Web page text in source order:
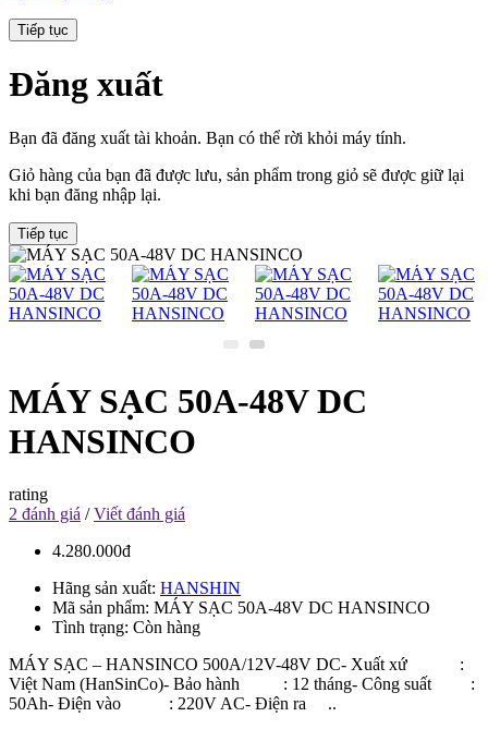
Tiếp tục
Đăng xuất
Bạn đã đăng xuất tài khoản. Bạn có thể rời khỏi máy tính.
Giỏ hàng của bạn đã được lưu, sản phẩm trong giỏ sẽ được giữ lại
khi bạn đăng nhập lại.
Tiếp tục
MÁY SẠC 50A-48V DC
HANSINCO
rating
2 đánh giá /Viết đánh giá
4.280.000đ
Hãng sản xuất: HANSHIN
Mã sản phẩm: MÁY SẠC 50A-48V DC HANSINCO
Tình trạng: Còn hàng
MÁY SẠC – HANSINCO 500A/12V-48V DC- Xuất xứ :
Việt Nam (HanSinCo)- Bảo hành : 12 tháng- Công suất :
50Ah- Điện vào : 220V AC- Điện ra ..